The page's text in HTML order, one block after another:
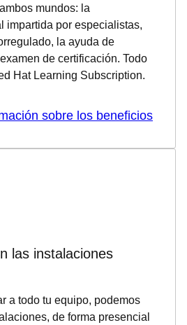
mundos: la
impartida por especialistas,
la ayuda de
de certificación. Todo
Hat Learning Subscription.
sobre los beneficios
las instalaciones
a todo tu equipo, podemos
de forma presencial